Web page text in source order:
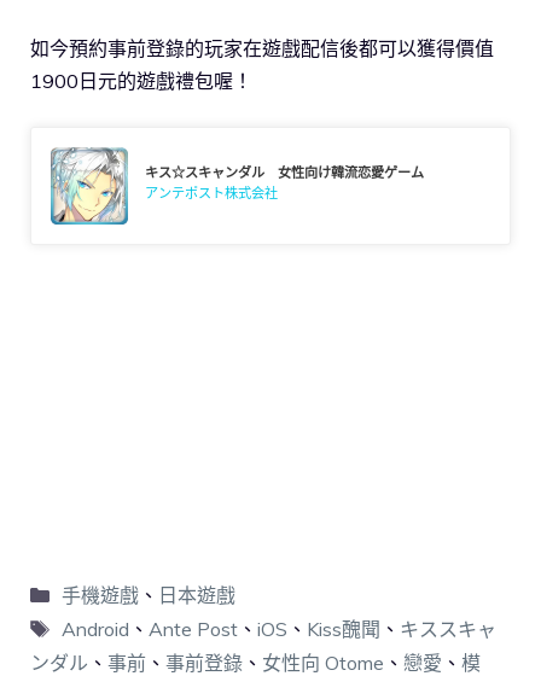
如今預約事前登錄的玩家在遊戲配信後都可以獲得價值
1900日元的遊戲禮包喔！
キス☆スキャンダル 女性向け韓流恋愛ゲーム
アンテポスト株式会社
手機遊戲、 日本遊戲
Android 、 Ante Post、 iOS 、 Kiss醜聞 、 キススキャ
ンダル 、 事前 、 事前登錄 、 女性向 Otome 、 戀愛 、 模